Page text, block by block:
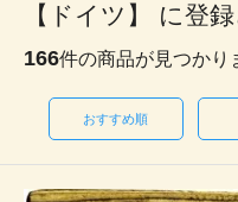
【ドイツ】 に登
166件の商品が見つかり
おすすめ順